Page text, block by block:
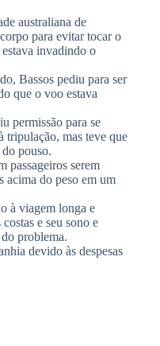
australiana de
para evitar tocar o
invadindo o
Bassos pediu para ser
que o voo estava
permissão para se
tripulação, mas teve que
pouso.
passageiros serem
acima do peso em um
à viagem longa e
e seu sono e
problema.
devido às despesas